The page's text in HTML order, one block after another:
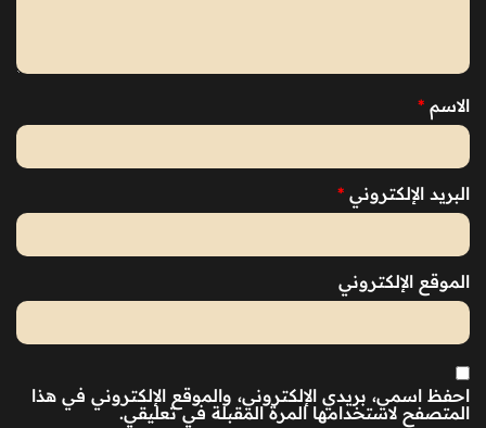
الاسم *
البريد الإلكتروني *
الموقع الإلكتروني
احفظ اسمي، بريدي الإلكتروني، والموقع الإلكتروني في هذا
المتصفح لاستخدامها المرة المقبلة في تعليقي.